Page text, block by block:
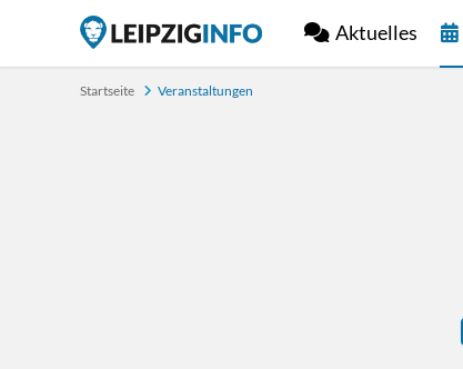
Aktuelles
Startseite Veranstaltungen